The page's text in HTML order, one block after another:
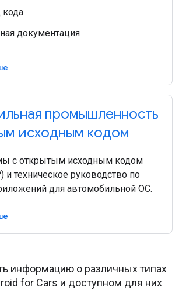
кода
документация
промышленность
исходным кодом
с открытым исходным кодом
и техническое руководство по
для автомобильной ОС.
информацию о различных типах
for Cars и доступном для них